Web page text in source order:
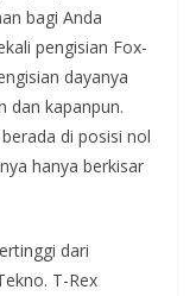
bagi Anda
pengisian Fox-
dayanya
dan kapanpun.
di posisi nol
hanya berkisar
dari
T-Rex